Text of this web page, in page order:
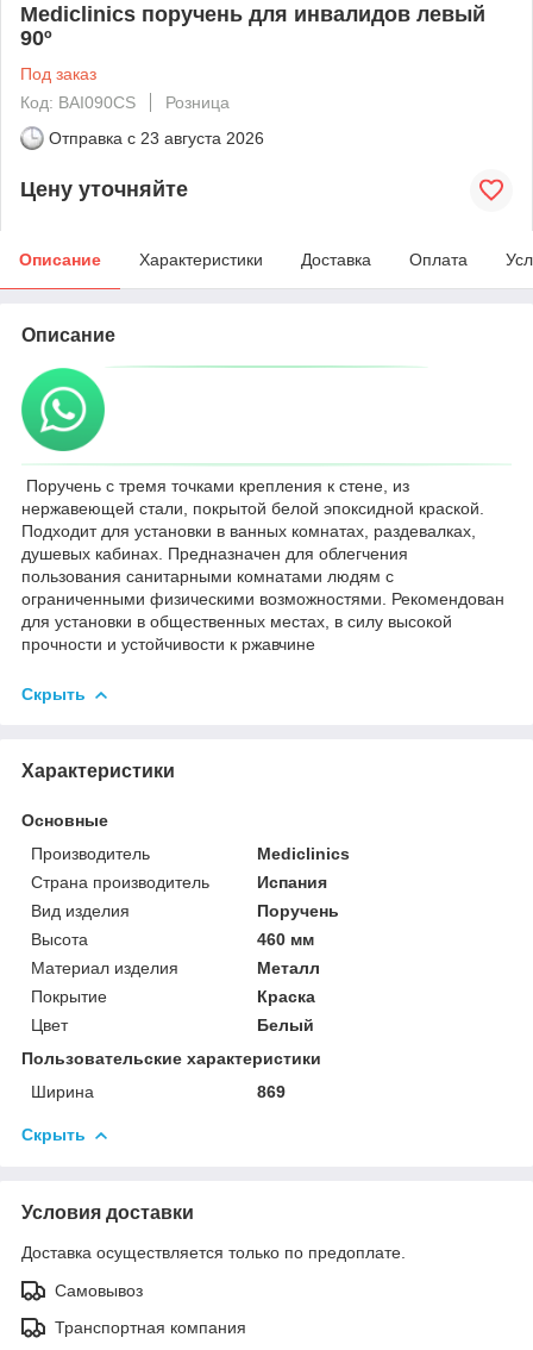
Mediclinics поручень для инвалидов левый
90º
Под заказ
Код: BAI090CS
Розница
Отправка с 23 августа 2026
Цену уточняйте
Описание Характеристики Доставка Оплата
Описание
Поручень с тремя точками крепления к стене, из
нержавеющей стали, покрытой белой эпоксидной краской.
Подходит для установки в ванных комнатах, раздевалках,
душевых кабинах. Предназначен для облегчения
пользования санитарными комнатами людям с
ограниченными физическими возможностями. Рекомендован
для установки в общественных местах, в силу высокой
прочности и устойчивости к ржавчине
Скрыть
Характеристики
Основные
Производитель
Mediclinics
Страна производитель
Испания
Вид изделия
Поручень
Высота
460 мм
Материал изделия
Металл
Покрытие
Краска
Цвет
Белый
Пользовательские характеристики
Ширина
869
Скрыть
Условия доставки
Доставка осуществляется только по предоплате.
Самовывоз
Транспортная компания